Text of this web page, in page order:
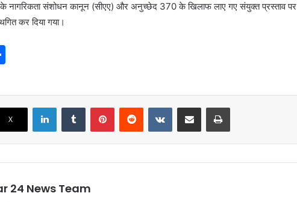
के नागरिकता संशोधन कानून (सीएए) और अनुच्छेद 370 के खिलाफ लाए गए संयुक्त प्रस्ताव पर
कर दिया गया।
ar
e
X
LinkedInTumblr PinterestReddit VKontakteShare via Email Print
24 News Team